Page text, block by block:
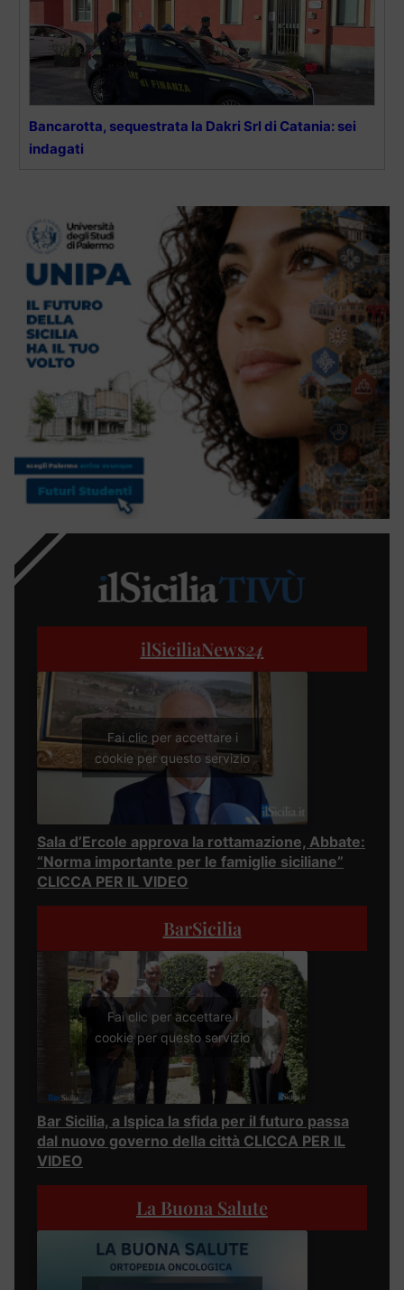
Bancarotta, sequestrata la Dakri Srl di Catania: sei
indagati
ilSiciliaNews24
Fai clic per accettare i
cookie per questo servizio
Sala d’Ercole approva la rottamazione, Abbate:
“Norma importante per le famiglie siciliane”
CLICCA PER IL VIDEO
BarSicilia
Fai clic per accettare i
cookie per questo servizio
Bar Sicilia, a Ispica la sfida per il futuro passa
dal nuovo governo della città CLICCA PER IL
VIDEO
La Buona Salute